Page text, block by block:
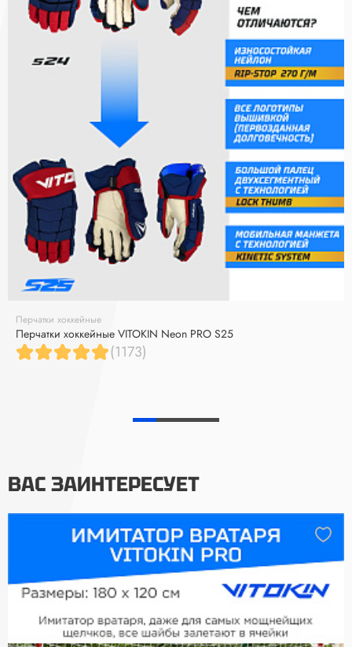
Перчатки хоккейные
Перчатки хоккейные VITOKIN Neon PRO S25
(1173)
ВАС ЗАИНТЕРЕСУЕТ